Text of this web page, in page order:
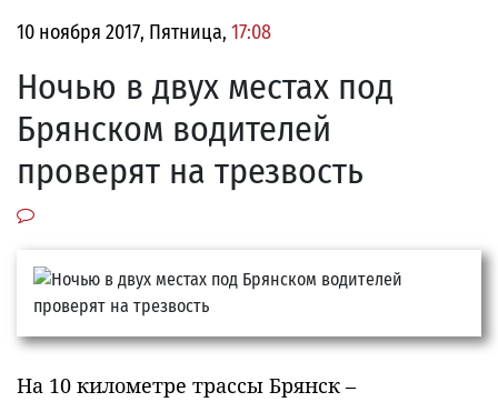
10 ноября 2017, Пятница, 17:08
Ночью в двух местах под
Брянском водителей
проверят на трезвость
На 10 километре трассы Брянск –